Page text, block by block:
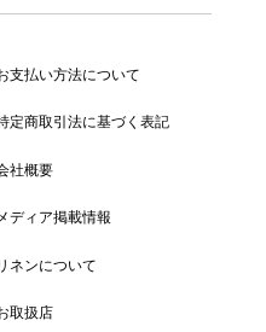
支払い方法について
定商取引法に基づく表記
社概要
メディア掲載情報
ネンについて
取扱店